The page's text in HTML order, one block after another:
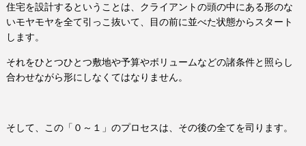
住宅を設計するということは、クライアントの頭の中にある形のな
いモヤモヤを全て引っこ抜いて、目の前に並べた状態からスタート
します。
それをひとつひとつ敷地や予算やボリュームなどの諸条件と照らし
合わせながら形にしなくてはなりません。
そして、この「０～１」のプロセスは、その後の全てを司ります。